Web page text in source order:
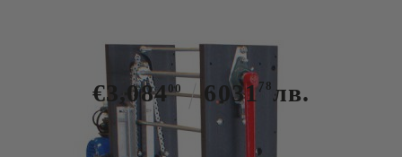
€3,08400 603178 лв.
Има в наличност броя